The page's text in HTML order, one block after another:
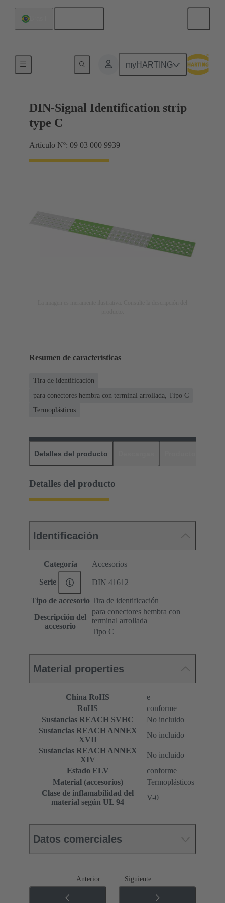
myHARTING
Terminación de placa madre a tarjeta hija
DIN-Signal Identification strip
type C
Artículo Nº: 09 03 000 9939
Resumen de características
Tira de identificación
para conectores hembra con terminal arrollada, Tipo C
Termoplásticos
Detalles del producto
Detalles del producto
Identificación
Categoría Accesorios
Serie DIN 41612
Tipo de accesorio Tira de identificación
Descripción del
accesorio
para conectores hembra con
terminal arrollada
Tipo C
Material properties
China RoHS
e
RoHS
conforme
Sustancias REACH SVHC
No incluido
Sustancias REACH ANNEX
XVII
No incluido
Sustancias REACH ANNEX
XIV
No incluido
Estado ELV
conforme
Material (accesorios)
Termoplásticos
Clase de inflamabilidad del
material según UL 94
V-0
Datos comerciales
Anterior Siguiente